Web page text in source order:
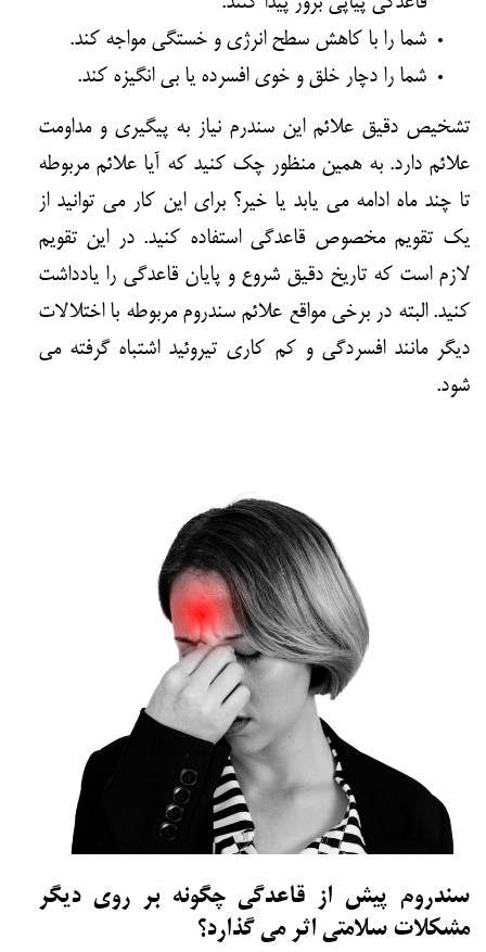
شما را با کاهش سطح انرژی و خستگی مواجه کند.
شما را دچار خلق و خوی افسرده یا بی انگیزه کند.
تشخیص دقیق علائم این سندرم نیاز به پیگیری و مداومت
علائم دارد. به همین منظور چک کنید که آیا علائم مربوطه
تا چند ماه ادامه می یابد یا خیر؟ برای این کار می توانید از
یک تقویم مخصوص قاعدگی استفاده کنید. در این تقویم
لازم است که تاریخ دقیق شروع و پایان قاعدگی را یادداشت
کنید. البته در برخی مواقع علائم سندروم مربوطه با اختلالات
دیگر مانند افسردگی و کم کاری تیروئید اشتباه گرفته می
شود.
سندروم پیش از قاعدگی چگونه بر روی دیگر
مشکلات سلامتی اثر می گذارد؟